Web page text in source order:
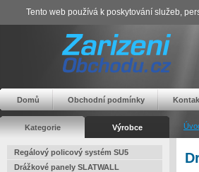
Domů Obchodní podmínky
Kategorie Výrobce
Regálový policový systém SU5
Drážkové panely SLATWALL
Tento web používá k poskytování služeb,